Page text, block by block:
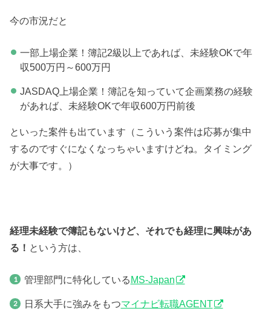
今の市況だと
一部上場企業！簿記2級以上であれば、未経験OKで年
収500万円～600万円
JASDAQ上場企業！簿記を知っていて企画業務の経験
があれば、未経験OKで年収600万円前後
といった案件も出ています（こういう案件は応募が集中
するのですぐになくなっちゃいますけどね。タイミング
が大事です。）
経理未経験で簿記もないけど、それでも経理に興味があ
る！ という方は、
管理部門に特化しているMS-Japan
日系大手に強みをもつマイナビ転職AGENT